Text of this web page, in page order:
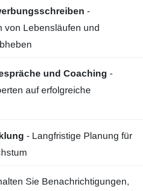
-
von Lebensläufen und
und Coaching -
auf erfolgreiche
- Langfristige Planung für
Sie Benachrichtigungen,